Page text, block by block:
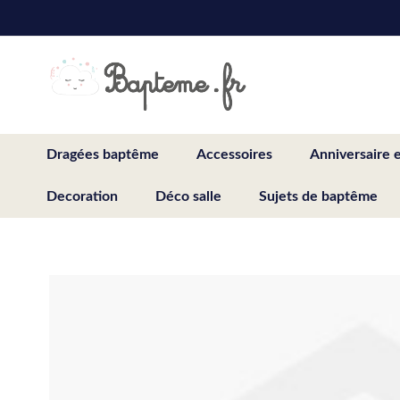
to
Dragées baptême Accessoires Anniversaire
Decoration Déco salle Sujets de baptême